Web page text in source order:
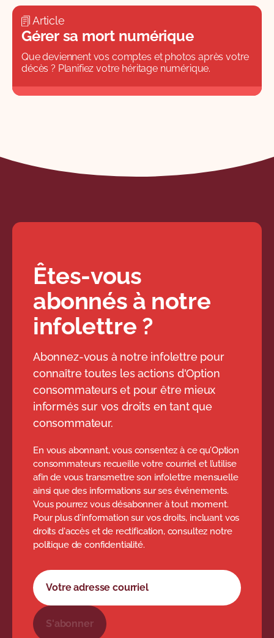
Article
Gérer sa mort numérique
Que deviennent vos comptes et photos après votre
décès ? Planifiez votre héritage numérique.
Êtes-vous
abonnés à notre
infolettre ?
Abonnez-vous à notre infolettre pour
connaître toutes les actions d'Option
consommateurs et pour être mieux
informés sur vos droits en tant que
consommateur.
En vous abonnant, vous consentez à ce qu’Option
consommateurs recueille votre courriel et l’utilise
afin de vous transmettre son infolettre mensuelle
ainsi que des informations sur ses événements.
Vous pourrez vous désabonner à tout moment.
Pour plus d'information sur vos droits, incluant vos
droits d'accès et de rectification, consultez notre
politique de confidentialité.
Formulaire d'abonnement à l'infolettre
Votre adresse courriel
S'abonner